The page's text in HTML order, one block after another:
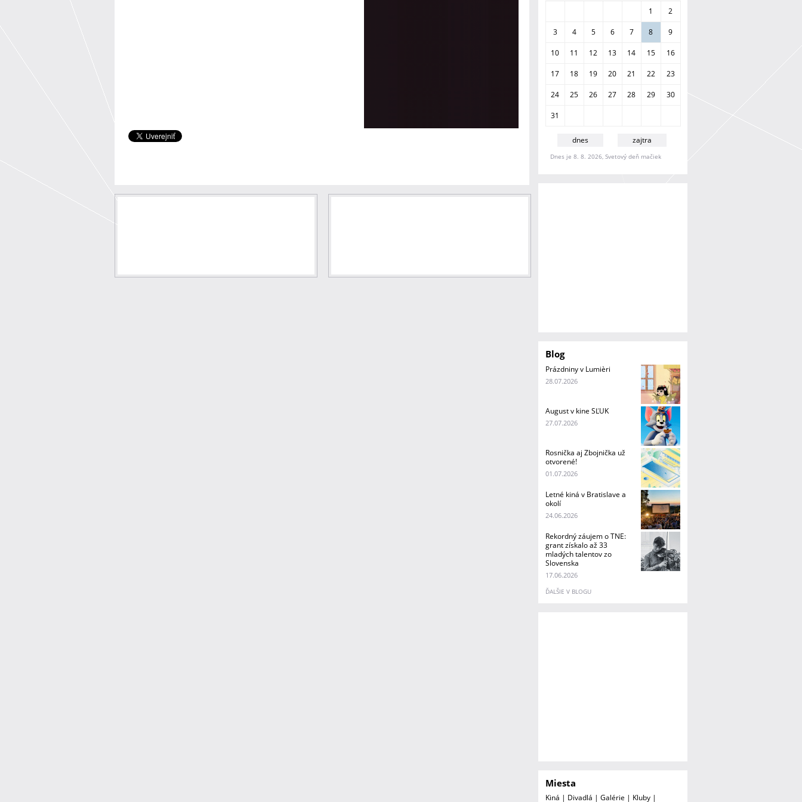
1 2
3 4 5 6 7 8 9
10 11 12 13 14 15 16
17 18 19 20 21 22 23
24 25 26 27 28 29 30
31
dnes zajtra
Dnes je 8. 8. 2026, Svetový deň mačiek
Blog
Prázdniny v Lumièri
28.07.2026
August v kine SĽUK
27.07.2026
Rosnička aj Zbojnička už
otvorené!
01.07.2026
Letné kiná v Bratislave a
okolí
24.06.2026
Rekordný záujem o TNE:
grant získalo až 33
mladých talentov zo
Slovenska
17.06.2026
ĎALŠIE V BLOGU
Miesta
Kiná | Divadlá | Galérie | Kluby |